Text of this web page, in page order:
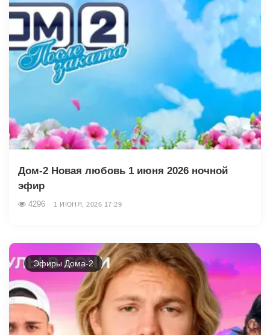
Дом-2 Новая любовь 1 июня 2026 ночной
эфир
4296 1 ИЮНЯ, 2026 17:29
Эфиры Дома-2